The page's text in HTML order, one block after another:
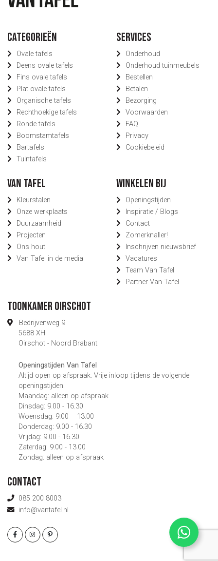
Categorieën
Ovale tafels
Deens ovale tafels
Fins ovale tafels
Plat ovale tafels
Organische tafels
Rechthoekige tafels
Ronde tafels
Boomstamtafels
Bartafels
Tuintafels
Services
Onderhoud
Onderhoud tuinmeubels
Bestellen
Betalen
Bezorging
Voorwaarden
FAQ
Privacy
Cookiebeleid
Van Tafel
Kleurstalen
Onze werkplaats
Duurzaamheid
Projecten
Ons hout
Van Tafel in de media
Winkelen bij
Openingstijden
Inspiratie / Blogs
Contact
Zomerknaller!
Inschrijven nieuwsbrief
Vacatures
Team Van Tafel
Partner Van Tafel
Toonkamer Oirschot
Bedrijvenweg 9
5688 XH
Oirschot - Noord Brabant
Openingstijden Van Tafel
Altijd open op afspraak. Vrije inloop tijdens de volgende
openingstijden:
Maandag: alleen op afspraak
Dinsdag: 9.00 - 16.30
Woensdag: 9.00 – 13.00
Donderdag: 9.00 - 16.30
Vrijdag: 9.00 - 16.30
Zaterdag: 9.00 - 13.00
Zondag: alleen op afspraak
Contact
085 200 8003
info@vantafel.nl